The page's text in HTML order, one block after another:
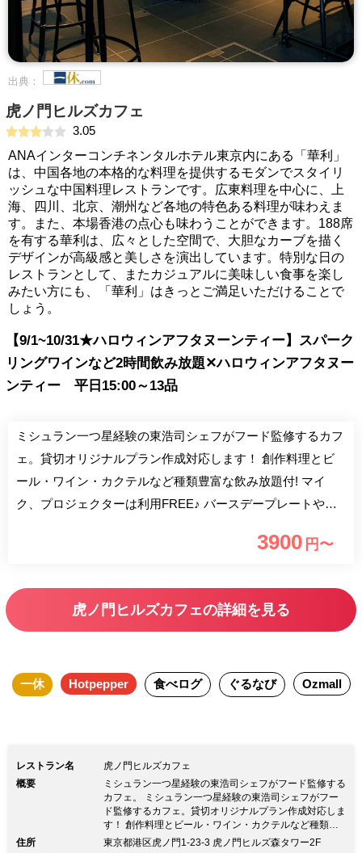
出典：
虎ノ門ヒルズカフェ
3.05
ANAインターコンチネンタルホテル東京内にある「華利」
は、中国各地の本格的な料理を提供するモダンでスタイリ
ッシュな中国料理レストランです。広東料理を中心に、上
海、四川、北京、潮州など各地の特色ある料理が味わえま
す。また、本場香港の点心も味わうことができます。188席
を有する華利は、広々とした空間で、大胆なカーブを描く
デザインが高級感と美しさを演出しています。特別な日の
レストランとして、またカジュアルに美味しい食事を楽し
みたい方にも、「華利」はきっとご満足いただけることで
しょう。
【9/1~10/31★ハロウィンアフタヌーンティー】スパーク
リングワインなど2時間飲み放題✕ハロウィンアフタヌー
ンティー 平日15:00～13品
ミシュラン一つ星経験の東浩司シェフがフード監修するカフ
ェ。貸切オリジナルプラン作成対応します！ 創作料理とビ
ール・ワイン・カクテルなど種類豊富な飲み放題付! マイ
ク、プロジェクターは利用FREE♪ バースデープレートやシ
3900 円〜
虎ノ門ヒルズカフェの詳細を見る
一休 Hotpepper 食べログ ぐるなび Ozmall
レストラン名
虎ノ門ヒルズカフェ
概要
ミシュラン一つ星経験の東浩司シェフがフード監修する
カフェ。 ミシュラン一つ星経験の東浩司シェフがフー
ド監修するカフェ。貸切オリジナルプラン作成対応しま
す！ 創作料理とビール・ワイン・カクテルなど種類豊
富な飲み放題付! マイク、プロジェクターは利用FREE♪
住所
東京都港区虎ノ門1-23-3 虎ノ門ヒルズ森タワー2F